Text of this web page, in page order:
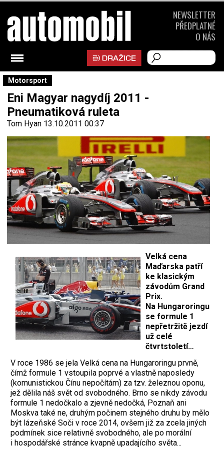
Motorsport
Eni Magyar nagydíj 2011 -
Pneumatiková ruleta
Tom Hyan 13.10.2011 00:37
Velká cena
Maďarska patří
ke klasickým
závodům Grand
Prix.
Na Hungaroringu
se formule 1
nepřetržitě jezdí
už celé
čtvrtstoletí…
V roce 1986 se jela Velká cena na Hungaroringu prvně,
čímž formule 1 vstoupila poprvé a vlastně naposledy
(komunistickou Čínu nepočítám) za tzv. železnou oponu,
jež dělila náš svět od svobodného. Brno se nikdy závodu
formule 1 nedočkalo a zjevně nedočká, Poznaň ani
Moskva také ne, druhým počinem stejného druhu by mělo
být lázeňské Soči v roce 2014, ovšem již za zcela jiných
podmínek sice relativně svobodného, ale po morální
i hospodářské stránce kvapně upadajícího světa...
NEWSLETTER
PŘEDPLATNÉ
O NÁS